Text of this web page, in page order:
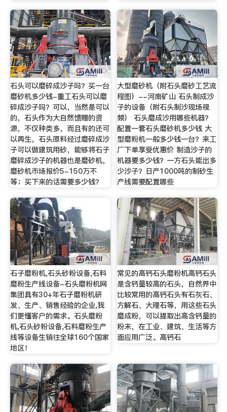
石头可以磨碎成沙子吗？买一台
磨砂机多少钱-重工石头可以磨
碎成沙子吗？可以，当然是可以
的，石头作为大自然馈赠的资
源，不仅种类多，而且有的还可
以再生，石头原料经过磨碎成沙
子可以做建筑用砂，能够将石子
磨碎成沙子的机器也是磨砂机，
磨砂机市场报价5-150万不
等；买下来的话需要多少钱？
大型磨砂机（附石头磨砂工艺流
程图）--河南矿山 石头制成沙
子的设备（附石头制沙现场视
频） 石头磨成沙用哪些机器？
配置一套石头磨砂机多少钱 大
型磨粉机一般多少钱一台？来工
厂下单享受优惠价 制造沙子的
机器要多少钱？一方石头能出多
少沙子？日产1000吨的制砂生
产线需要配置哪些
石子磨粉机,石头砂粉设备,石料
磨粉生产线设备-石头磨粉机网
集团具有30+年石子磨粉机研
发、生产、销售经验的企业,我
们更懂客户的需求。石头磨粉
机,石头砂粉设备,石料磨粉生产
线等设备生销往全球160个国家
地区！
常见的高钙石头磨粉机高钙石头
是含钙量较高的石头，自然界中
比较常用的高钙石头有石灰石、
方解石、大理石等，用这些石头
磨成粉，可以提取出高含钙量的
粉末，在工业、建筑、生活等方
面应用广泛。高钙石